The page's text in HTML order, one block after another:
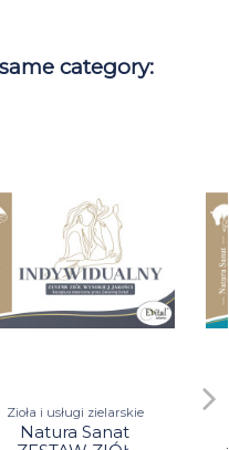
category:
Zioła i usługi zielarskie
Natura Sanat